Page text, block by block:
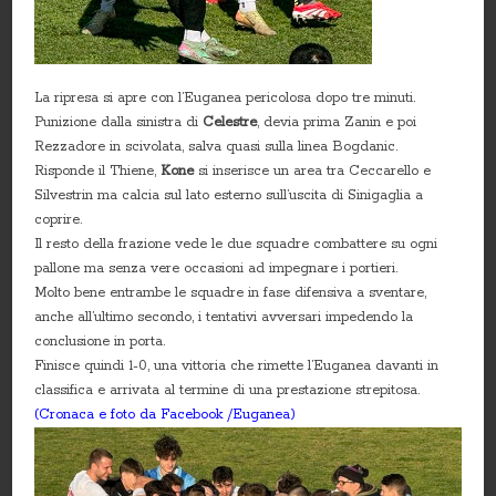
La ripresa si apre con l’Euganea pericolosa dopo tre minuti.
Punizione dalla sinistra di Celestre, devia prima Zanin e poi
Rezzadore in scivolata, salva quasi sulla linea Bogdanic.
Risponde il Thiene, Konesi inserisce un area tra Ceccarello e
Silvestrin ma calcia sul lato esterno sull’uscita di Sinigaglia a
coprire.
Il resto della frazione vede le due squadre combattere su ogni
pallone ma senza vere occasioni ad impegnare i portieri.
Molto bene entrambe le squadre in fase difensiva a sventare,
anche all’ultimo secondo, i tentativi avversari impedendo la
conclusione in porta.
Finisce quindi 1-0, una vittoria che rimette l’Euganea davanti in
classifica e arrivata al termine di una prestazione strepitosa.
(Cronaca e foto da Facebook /Euganea)